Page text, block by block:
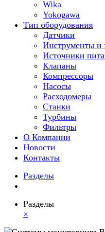
Wika
Yokogawa
Тип оборудования
Датчики
Инструменты и
Источники
Клапаны
Компрессоры
Насосы
Расходомеры
Станки
Турбины
Фильтры
О Компании
Новости
Контакты
Разделы
Разделы
×